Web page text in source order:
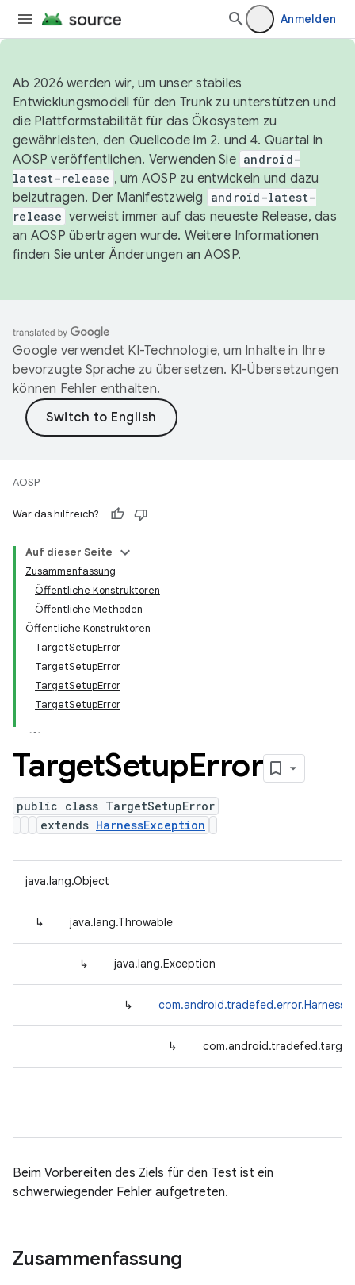
Anmelden
Ab 2026 werden wir, um unser stabiles
Entwicklungsmodell für den Trunk zu unterstützen und
die Plattformstabilität für das Ökosystem zu
gewährleisten, den Quellcode im 2. und 4. Quartal in
AOSP veröffentlichen. Verwenden Sie android-
latest-release , um AOSP zu entwickeln und dazu
beizutragen. Der Manifestzweig
android-latest-
release verweist immer auf das neueste Release, das
an AOSP übertragen wurde. Weitere Informationen
finden Sie unterÄnderungen an AOSP.
Google verwendet KI-Technologie, um Inhalte in Ihre
bevorzugte Sprache zu übersetzen. KI-Übersetzungen
können Fehler enthalten.
AOSP
War das hilfreich?
Auf dieser Seite
Zusammenfassung
Öffentliche Konstruktoren
Öffentliche Methoden
Öffentliche Konstruktoren
TargetSetupError
TargetSetupError
TargetSetupError
TargetSetupError
TargetSetupError
public class TargetSetupError
extends HarnessException
java.lang.Object
↳ java.lang.Throwable
↳ java.lang.Exception
↳
↳
Beim Vorbereiten des Ziels für den Test ist ein
schwerwiegender Fehler aufgetreten.
Zusammenfassung